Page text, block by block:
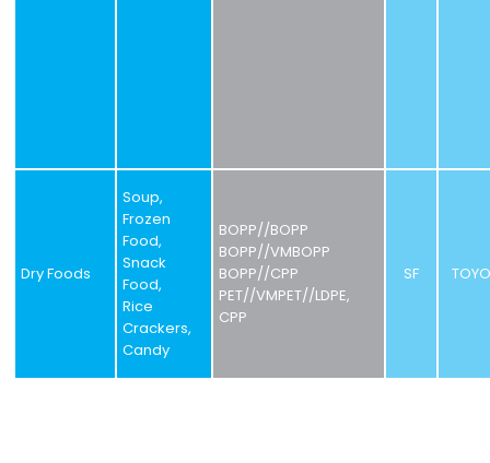
Dry Foods
Soup,
Frozen
Food,
Snack
Food,
Rice
Crackers,
Candy
BOPP//BOPP
BOPP//VMBOPP
BOPP//CPP
PET//VMPET//LDPE,
CPP
SF